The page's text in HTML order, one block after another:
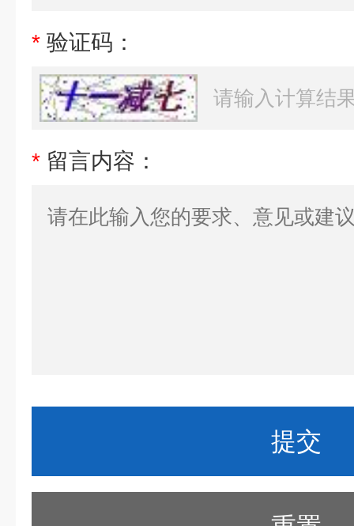
* 验证码：
* 留言内容：